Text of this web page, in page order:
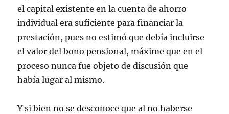
el capital existente en la cuenta de ahorro
individual era suficiente para financiar la
prestación, pues no estimó que debía incluirse
el valor del bono pensional, máxime que en el
proceso nunca fue objeto de discusión que
había lugar al mismo.
Y si bien no se desconoce que al no haberse